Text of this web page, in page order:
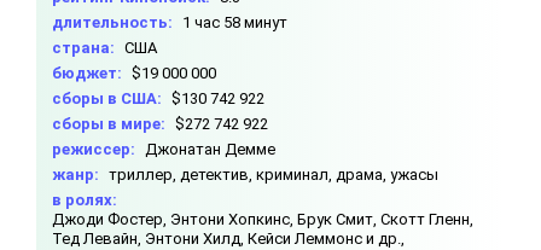
длительность:
1 час 58 минут
страна: США
бюджет: $19 000 000
сборы в США: $130 742 922
сборы в мире: $272 742 922
режиссер:
Джонатан Демме
жанр: триллер, детектив, криминал, драма, ужасы
в ролях:
Джоди Фостер, Энтони Хопкинс, Брук Смит, Скотт Гленн,
Тед Левайн, Энтони Хилд, Кейси Леммонс и др.,